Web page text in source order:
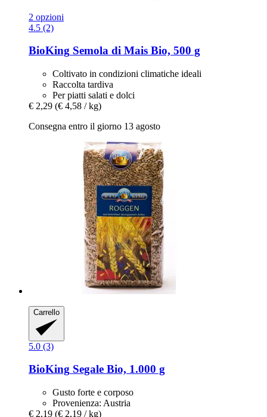
2 opzioni
4.5 (2)
BioKing Semola di Mais Bio, 500 g
Coltivato in condizioni climatiche ideali
Raccolta tardiva
Per piatti salati e dolci
€ 2,29 (€ 4,58 / kg)
Consegna entro il giorno 13 agosto
Carrello
5.0 (3)
BioKing Segale Bio, 1.000 g
Gusto forte e corposo
Provenienza: Austria
€ 2,19 (€ 2,19 / kg)